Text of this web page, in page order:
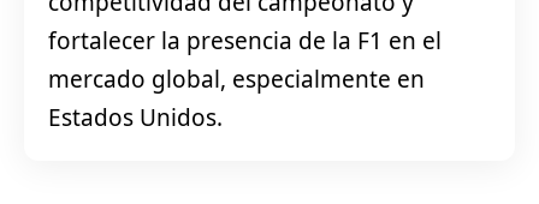
fortalecer la presencia de la F1 en el
mercado global, especialmente en
Estados Unidos.